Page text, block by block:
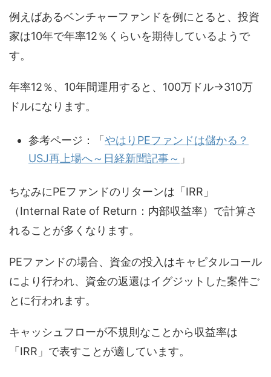
例えばあるベンチャーファンドを例にとると、投資
家は10年で年率12％くらいを期待しているようで
す。
年率12％、10年間運用すると、100万ドル→310万
ドルになります。
参考ページ：「やはりPEファンドは儲かる？
USJ再上場へ～日経新聞記事～ 」
ちなみにPEファンドのリターンは「IRR」
（Internal Rate of Return：内部収益率）で計算さ
れることが多くなります。
PEファンドの場合、資金の投入はキャピタルコール
により行われ、資金の返還はイグジットした案件ご
とに行われます。
キャッシュフローが不規則なことから収益率は
「IRR」で表すことが適しています。